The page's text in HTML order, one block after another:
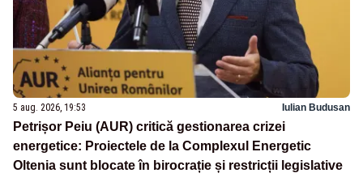
5 aug. 2026, 19:53 Iulian Budusan
Petrișor Peiu (AUR) critică gestionarea crizei
energetice: Proiectele de la Complexul Energetic
Oltenia sunt blocate în birocrație și restricții legislative